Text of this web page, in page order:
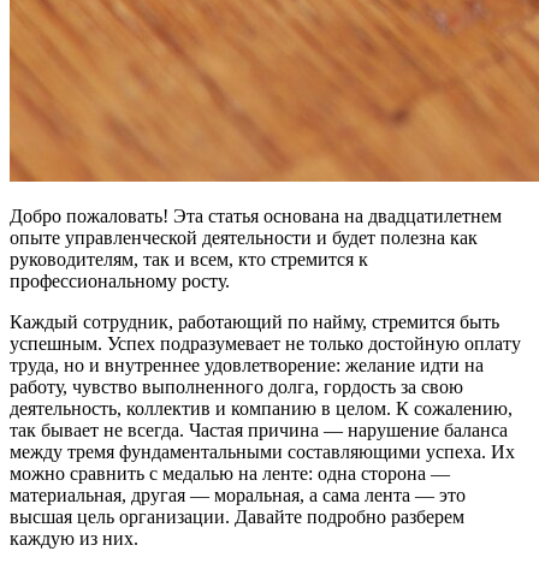
Добро пожаловать! Эта статья основана на двадцатилетнем
опыте управленческой деятельности и будет полезна как
руководителям, так и всем, кто стремится к
профессиональному росту.
Каждый сотрудник, работающий по найму, стремится быть
успешным. Успех подразумевает не только достойную оплату
труда, но и внутреннее удовлетворение: желание идти на
работу, чувство выполненного долга, гордость за свою
деятельность, коллектив и компанию в целом. К сожалению,
так бывает не всегда. Частая причина — нарушение баланса
между тремя фундаментальными составляющими успеха. Их
можно сравнить с медалью на ленте: одна сторона —
материальная, другая — моральная, а сама лента — это
высшая цель организации. Давайте подробно разберем
каждую из них.